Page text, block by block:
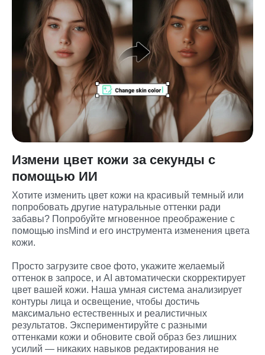
Измени цвет кожи за секунды с
помощью ИИ
Хотите изменить цвет кожи на красивый темный или
попробовать другие натуральные оттенки ради
забавы? Попробуйте мгновенное преображение с
помощью insMind и его инструмента изменения цвета
кожи.
Просто загрузите свое фото, укажите желаемый
оттенок в запросе, и AI автоматически скорректирует
цвет вашей кожи. Наша умная система анализирует
контуры лица и освещение, чтобы достичь
максимально естественных и реалистичных
результатов. Экспериментируйте с разными
оттенками кожи и обновите свой образ без лишних
усилий — никаких навыков редактирования не